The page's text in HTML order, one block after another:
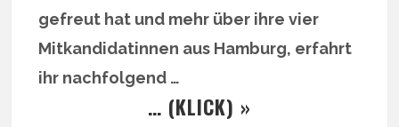
gefreut hat und mehr über ihre vier
Mitkandidatinnen aus Hamburg, erfahrt
ihr nachfolgend …
… (KLICK) »